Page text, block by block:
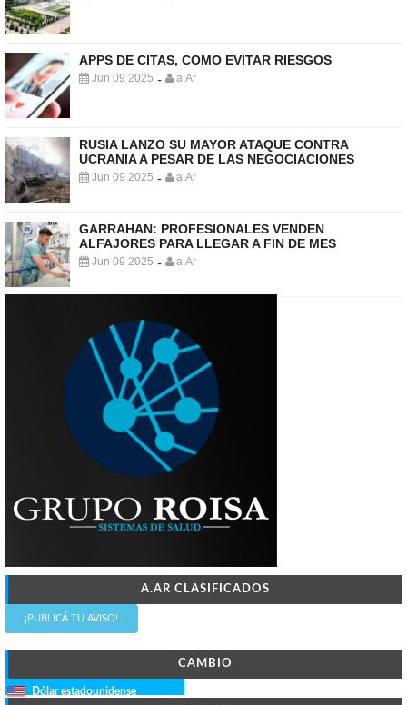
APPS DE CITAS, COMO EVITAR RIESGOS
Jun 09 2025 - a.Ar
RUSIA LANZO SU MAYOR ATAQUE CONTRA
UCRANIA A PESAR DE LAS NEGOCIACIONES
Jun 09 2025 - a.Ar
GARRAHAN: PROFESIONALES VENDEN
ALFAJORES PARA LLEGAR A FIN DE MES
Jun 09 2025 - a.Ar
A.AR CLASIFICADOS
¡PUBLICÁ TU AVISO!
CAMBIO
Dólar estadounidense